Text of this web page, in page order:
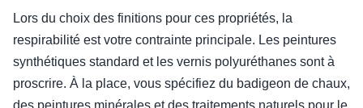
Lors du choix des finitions pour ces propriétés, la
respirabilité est votre contrainte principale. Les peintures
synthétiques standard et les vernis polyuréthanes sont à
proscrire. À la place, vous spécifiez du badigeon de chaux,